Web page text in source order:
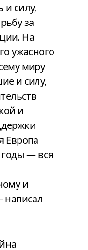
и силу,
за
На
ужасного
миру
и силу,
и
Европа
годы — вся
и
написал